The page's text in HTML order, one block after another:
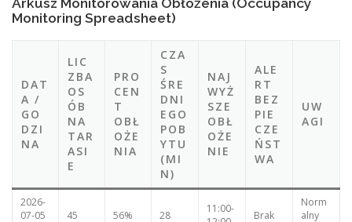
Monitoring Spreadsheet)
DAT
A /
GO
DZI
NA
LIC
ZBA
OS
ÓB
NA
TAR
ASI
E
PRO
CEN
T
OBŁ
OŻE
NIA
CZA
S
ŚRE
DNI
EGO
POB
YTU
(MI
N)
NAJ
WYŻ
SZE
OBŁ
OŻE
NIE
ALE
RT
BEZ
PIE
CZE
ŃST
WA
UW
AGI
2026-
07-05
45 56% 28
11:00-
Brak
Norm
alny